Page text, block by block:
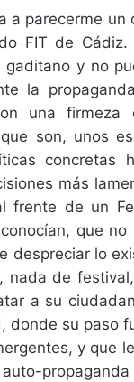
a parecerme
FIT de
y no
la
una firmeza
son, unos
más
frente de un
que
despreciar lo
nada de
a su
donde su paso
y que